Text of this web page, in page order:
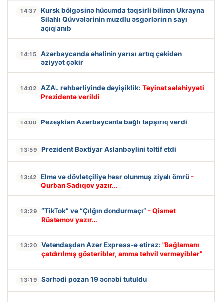
14:37
Kursk bölgəsinə hücumda təqsirli bilinən Ukrayna
Silahlı Qüvvələrinin muzdlu əsgərlərinin sayı
açıqlanıb
14:15
Azərbaycanda əhalinin yarısı artıq çəkidən
əziyyət çəkir
14:02 AZAL rəhbərliyində dəyişiklik: Təyinat səlahiyyəti
Prezidentə verildi
14:00 Pezeşkian Azərbaycanla bağlı tapşırıq verdi
13:59 Prezident Bəxtiyar Aslanbəylini təltif etdi
13:42 Elmə və dövlətçiliyə həsr olunmuş ziyalı ömrü -
Qurban Sadıqov yazır...
13:29 “TikTok” və “Çılğın dondurmaçı” - Qismət
Rüstəmov yazır…
13:20 Vətəndaşdan Azər Express-ə etiraz: "Bağlamanı
çatdırılmış göstəriblər, amma təhvil verməyiblər"
13:19 Sərhədi pozan 19 əcnəbi tutuldu